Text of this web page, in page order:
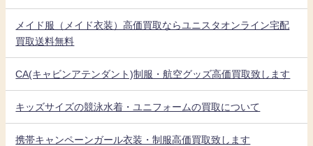
メイド服（メイド衣装）高価買取ならユニスタオンライン宅配
買取送料無料
CA(キャビンアテンダント)制服・航空グッズ高価買取致します
キッズサイズの競泳水着・ユニフォームの買取について
携帯キャンペーンガール衣装・制服高価買取致します